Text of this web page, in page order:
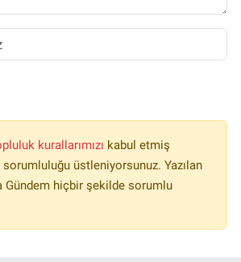
kurallarımızı kabul etmiş
üstleniyorsunuz. Yazılan
Gündem hiçbir şekilde sorumlu